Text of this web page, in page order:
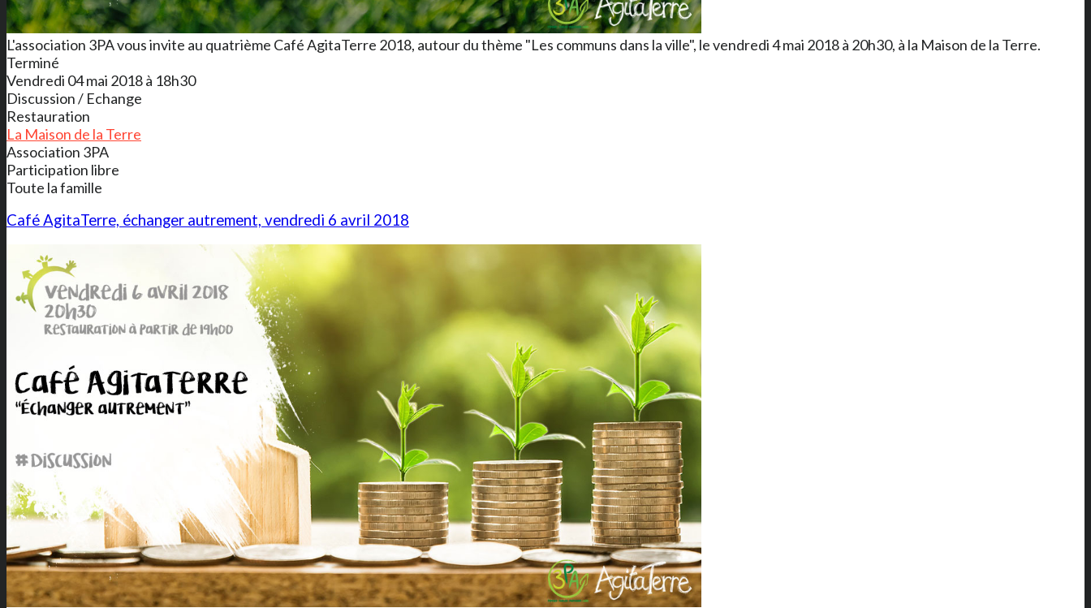
L'association 3PA vous invite au quatrième Café AgitaTerre 2018, autour du thème "Les communs dans la ville", le vendredi 4 mai 2018 à 20h30, à la Maison de la Terre.
Terminé
Vendredi 04 mai 2018 à 18h30
Discussion / Echange
Restauration
La Maison de la Terre
Association 3PA
Participation libre
Toute la famille
Café AgitaTerre, échanger autrement, vendredi 6 avril 2018